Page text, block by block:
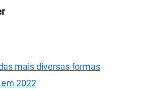
mais diversas formas
2022